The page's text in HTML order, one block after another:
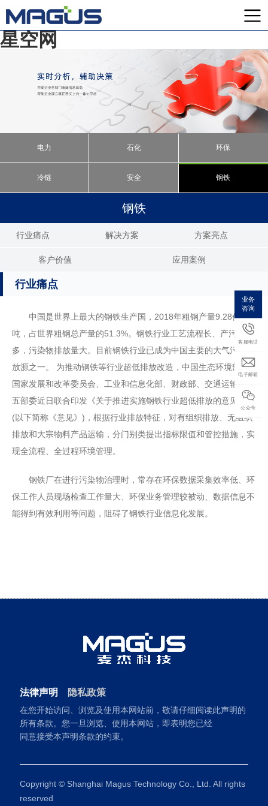
星空网
电力 石化 环保
冷链 安全 钢铁
钢铁
行业痛点 解决方案 方案亮点
客户价值 应用案例
行业痛点
中国是世界上最大的钢铁生产国，2018年粗钢产量9.28亿
吨，占世界粗钢总产量的51.3%。钢铁行业工艺流程长、产污环节
多，污染物排放量大。目前钢铁行业已成为中国主要的大气污染排
放源之一。 为推动钢铁等行业超低排放改造，中国生态环境部、
国家发展和改革委员会、工业和信息化部、财政部、交通运输部等
五部委近日联合印发《关于推进实施钢铁行业超低排放的意见》
(以下简称《意见》)，根据行业排放特征，对有组织排放、无组织
排放和大宗物料产品运输，分门别类提出指标限值和管控措施，实
现全流程、全过程环境管理。
钢铁厂在进行污染物治理时，常存在环保数据采集效率低、环
保工作人员现场检查工作量大、环保业务管理较被动、数据信息不
能得到有效利用等问题，阻碍了钢铁行业信息化发展。
业务
咨询
客服电话
电子邮箱
公众号
法律声明 隐私政策
在您开始访问、浏览及使用本网站前，敬请仔细阅读此声明的
所有条款。您一旦浏览、使用本网站，即表明您已经
同意接受本声明条款的约束。
Copyright © Shanghai Magus Technology Co., Ltd. All rights
reserved